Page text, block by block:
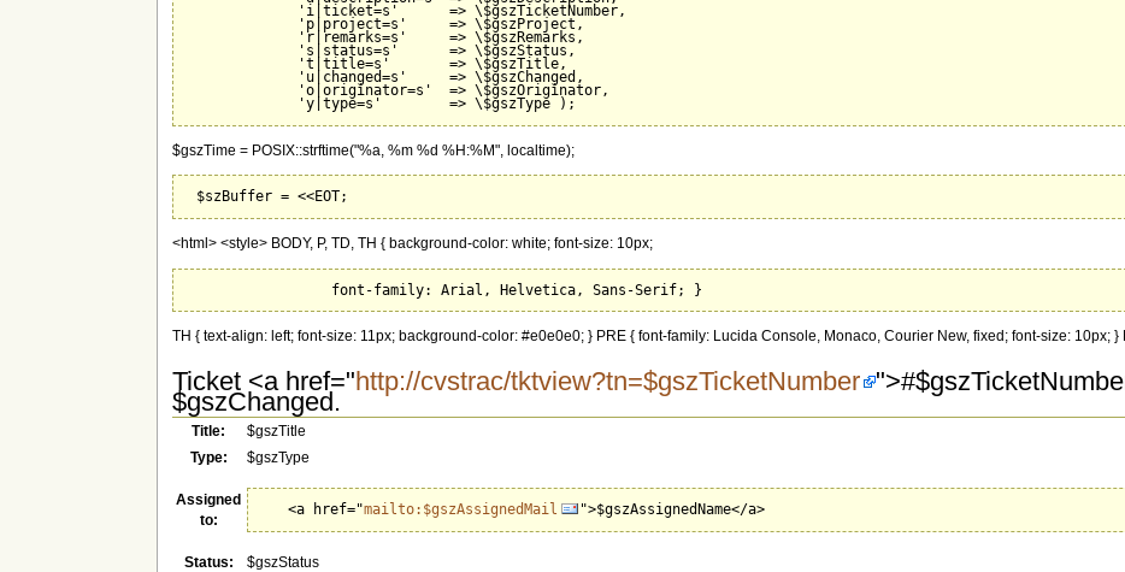
             'i|ticket=s'      => \$gszTicketNumber,
             'p|project=s'     => \$gszProject,
             'r|remarks=s'     => \$gszRemarks,
             's|status=s'      => \$gszStatus,
             't|title=s'       => \$gszTitle,
             'u|changed=s'     => \$gszChanged,
             'o|originator=s'  => \$gszOriginator,
$gszTime = POSIX::strftime("%a, %m %d %H:%M", localtime);
<html> <style> BODY, P, TD, TH { background-color: white; font-size: 10px;
TH { text-align: left; font-size: 11px; background-color: #e0e0e0; } PRE { font-family: Lucida Console, Monaco, Courier New, fixed; font-size: 10px;
Ticket <a href="http://cvstrac/tktview?tn=$gszTicketNumber
$gszChanged.
Title:
$gszTitle
Type:
$gszType
Assigned
to:
   <a href="
mailto:$gszAssignedMail
Status:
$gszStatus